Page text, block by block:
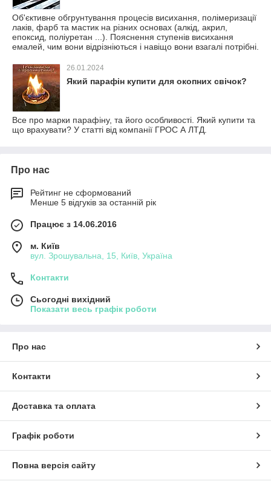
Об'єктивне обгрунтування процесів висихання, полімеризації
лаків, фарб та мастик на різних основах (алкід, акрил,
епоксид, поліуретан ...). Пояснення ступенів висихання
емалей, чим вони відрізніються і навіщо вони взагалі потрібні.
26.01.2024
Який парафін купити для окопних свічок?
Все про марки парафіну, та його особливості. Який купити та
що врахувати? У статті від компанії ГРОС А ЛТД.
Про нас
Рейтинг не сформований
Менше 5 відгуків за останній рік
Працює з 14.06.2016
м. Київ
вул. Зрошувальна, 15, Київ, Україна
Контакти
Сьогодні вихідний
Показати весь графік роботи
Про нас
Контакти
Доставка та оплата
Графік роботи
Повна версія сайту